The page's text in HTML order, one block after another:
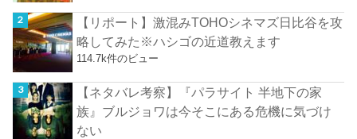
【リポート】激混みTOHOシネマズ日比谷を攻
略してみた※ハシゴの近道教えます
114.7k件のビュー
【ネタバレ考察】『パラサイト 半地下の家
族』ブルジョワは今そこにある危機に気づけ
ない